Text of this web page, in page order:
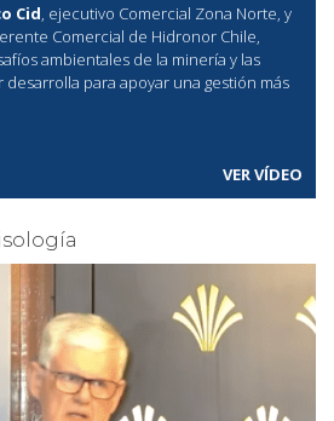
Cid, ejecutivo Comercial Zona Norte, y
Comercial de Hidronor Chile,
ambientales de la minería y las
para apoyar una gestión más
VER VÍDEO